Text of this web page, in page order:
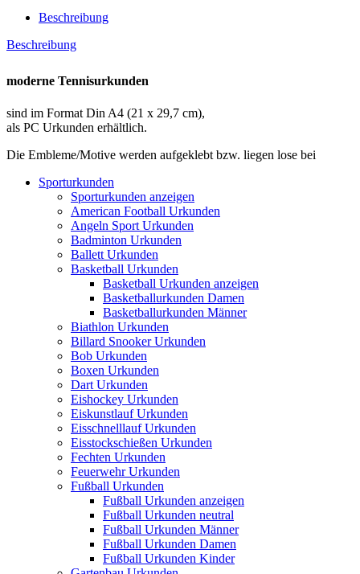
Beschreibung
Beschreibung
moderne Tennisurkunden
sind im Format Din A4 (21 x 29,7 cm),
als PC Urkunden erhältlich.
Die Embleme/Motive werden aufgeklebt bzw. liegen lose bei
Sporturkunden
Sporturkunden anzeigen
American Football Urkunden
Angeln Sport Urkunden
Badminton Urkunden
Ballett Urkunden
Basketball Urkunden
Basketball Urkunden anzeigen
Basketballurkunden Damen
Basketballurkunden Männer
Biathlon Urkunden
Billard Snooker Urkunden
Bob Urkunden
Boxen Urkunden
Dart Urkunden
Eishockey Urkunden
Eiskunstlauf Urkunden
Eisschnelllauf Urkunden
Eisstockschießen Urkunden
Fechten Urkunden
Feuerwehr Urkunden
Fußball Urkunden
Fußball Urkunden anzeigen
Fußball Urkunden neutral
Fußball Urkunden Männer
Fußball Urkunden Damen
Fußball Urkunden Kinder